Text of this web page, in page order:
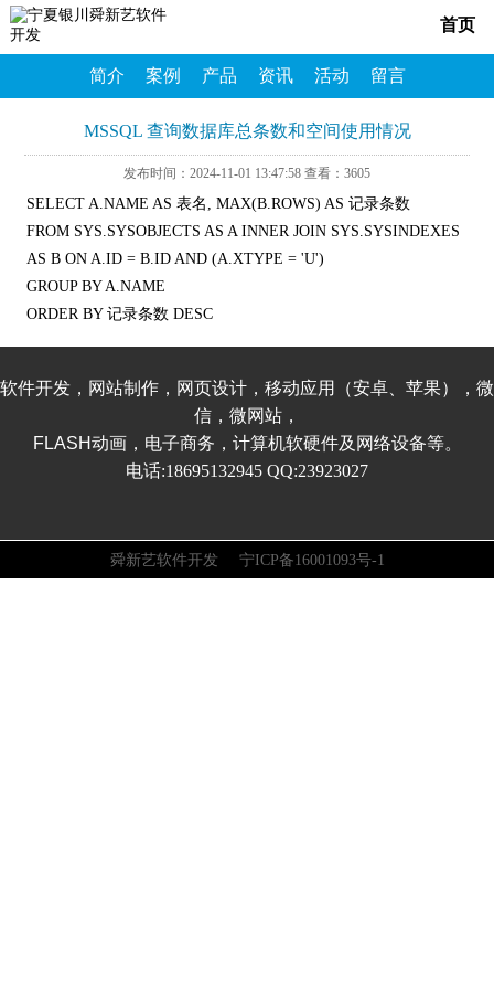
首页
简介 案例 产品 资讯 活动 留言
MSSQL 查询数据库总条数和空间使用情况
发布时间：2024-11-01 13:47:58 查看：3605
SELECT A.NAME AS 表名, MAX(B.ROWS) AS 记录条数
FROM SYS.SYSOBJECTS AS A INNER JOIN SYS.SYSINDEXES
AS B ON A.ID = B.ID AND (A.XTYPE = 'U')
GROUP BY A.NAME
ORDER BY 记录条数 DESC
软件开发，网站制作，网页设计，移动应用（安卓、苹果），微
信，微网站，
FLASH动画，电子商务，计算机软硬件及网络设备等。
电话:18695132945 QQ:23923027
舜新艺软件开发 宁ICP备16001093号-1